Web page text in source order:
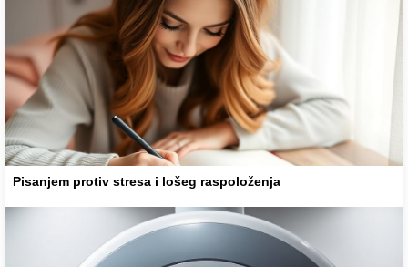
Pisanjem protiv stresa i lošeg raspoloženja